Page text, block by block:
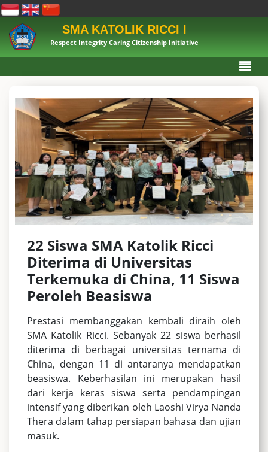
SMA KATOLIK RICCI I
Respect Integrity Caring Citizenship Initiative
22 Siswa SMA Katolik Ricci
Diterima di Universitas
Terkemuka di China, 11 Siswa
Peroleh Beasiswa
Prestasi membanggakan kembali diraih oleh
SMA Katolik Ricci. Sebanyak 22 siswa berhasil
diterima di berbagai universitas ternama di
China, dengan 11 di antaranya mendapatkan
beasiswa. Keberhasilan ini merupakan hasil
dari kerja keras siswa serta pendampingan
intensif yang diberikan oleh Laoshi Virya Nanda
Thera dalam tahap persiapan bahasa dan ujian
masuk.